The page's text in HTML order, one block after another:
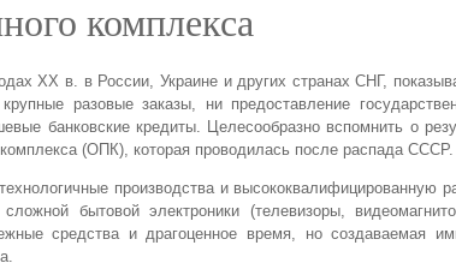
комплекса
XX в. в России, Украине и других странах СНГ,
разовые заказы, ни предоставление
банковские кредиты. Целесообразно вспомнить о
(ОПК), которая проводилась после распада СССР.
производства и высококвалифицированную
бытовой электроники (телевизоры,
средства и драгоценное время, но создаваемая